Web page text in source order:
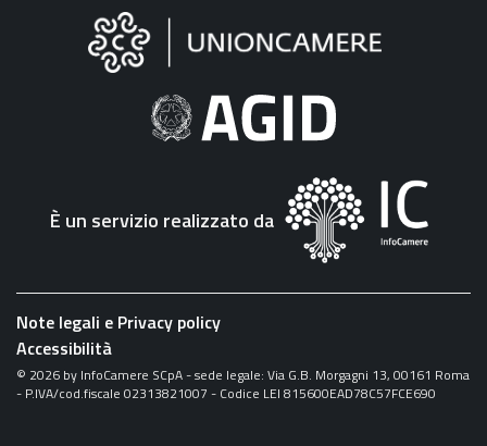
"Fattura
Elettronica"
È un servizio realizzato da
Note legali e Privacy policy
Accessibilità
© 2026 by InfoCamere SCpA - sede legale: Via G.B. Morgagni 13, 00161 Roma
- P.IVA/cod.fiscale 02313821007 - Codice LEI 815600EAD78C57FCE690